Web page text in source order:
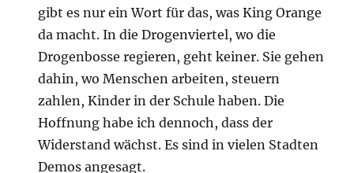
gibt es nur ein Wort für das, was King Orange
da macht. In die Drogenviertel, wo die
Drogenbosse regieren, geht keiner. Sie gehen
dahin, wo Menschen arbeiten, steuern
zahlen, Kinder in der Schule haben. Die
Hoffnung habe ich dennoch, dass der
Widerstand wächst. Es sind in vielen Stadten
Demos angesagt.